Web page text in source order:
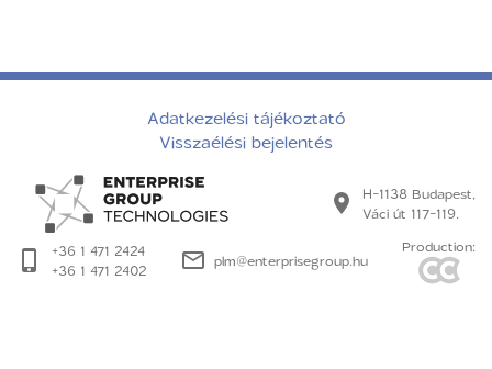
Adatkezelési tájékoztató
Visszaélési bejelentés
H-1138 Budapest,
Váci út 117-119.
+36 1 471 2424
+36 1 471 2402
plm@enterprisegroup.hu
Production: